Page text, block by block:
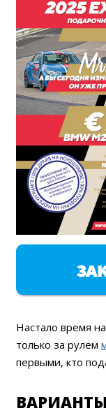
Настало время
только за рулём
первыми, кто